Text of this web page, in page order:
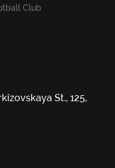
Club
St., 125,